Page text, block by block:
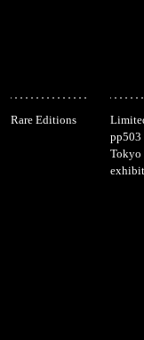
Rare Editions
pp503
Tokyo